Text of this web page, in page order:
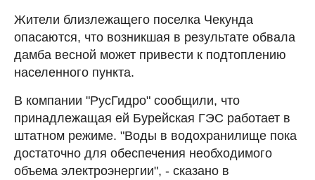
Жители близлежащего поселка Чекунда
опасаются, что возникшая в результате обвала
дамба весной может привести к подтоплению
населенного пункта.
В компании "РусГидро" сообщили, что
принадлежащая ей Бурейская ГЭС работает в
штатном режиме. "Воды в водохранилище пока
достаточно для обеспечения необходимого
объема электроэнергии", - сказано в